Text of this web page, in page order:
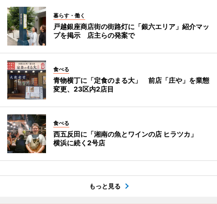
暮らす・働く
戸越銀座商店街の街路灯に「銀六エリア」紹介マッ
プを掲示 店主らの発案で
食べる
青物横丁に「定食のまる大」 前店「庄や」を業態
変更、23区内2店目
食べる
西五反田に「湘南の魚とワインの店 ヒラツカ」
横浜に続く2号店
もっと見る